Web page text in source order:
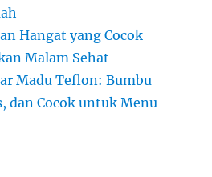
Hangat yang Cocok
Malam Sehat
Madu Teflon: Bumbu
dan Cocok untuk Menu